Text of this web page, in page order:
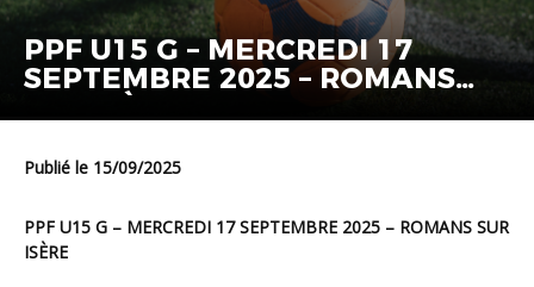
PPF U15 G – MERCREDI 17
SEPTEMBRE 2025 – ROMANS
SUR ISÈRE
Publié le 15/09/2025
PPF U15 G – MERCREDI 17 SEPTEMBRE 2025 – ROMANS SUR
ISÈRE